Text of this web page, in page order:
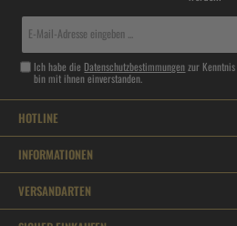
Ich habe die Datenschutzbestimmungenzur
bin mit ihnen einverstanden.
HOTLINE
INFORMATIONEN
VERSANDARTEN